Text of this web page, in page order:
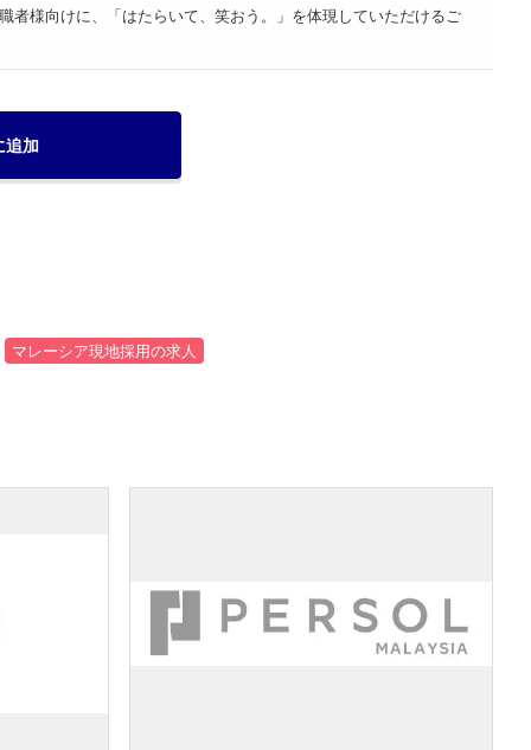
様向けに、「はたらいて、笑おう。」を体現していただけるご
追加
マレーシア現地採用の求人